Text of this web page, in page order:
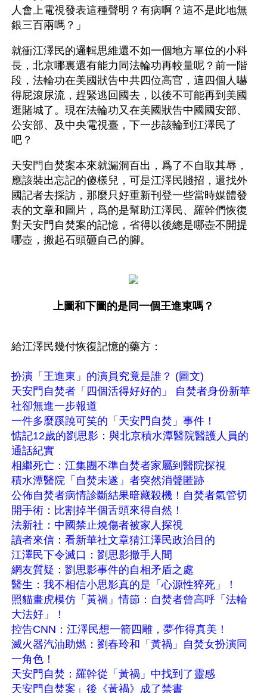
人會上電視發表這種聲明？有病啊？這不是此地無
銀三百兩嗎？」
就衝江澤民的邏輯思維還不如一個地方單位的小科
長，北京哪裏還有能力同法輪功再較量呢？前一階
段，法輪功在美國狀告中共四位高官，這四個人嚇
得屁滾尿流，趕緊逃回國去，以後不可能再到美國
逛賭城了。現在法輪功又在美國狀告中國國安部、
公安部、及中央電視臺，下一步該輪到江澤民了
吧？
天安門自焚案本來就漏洞百出，爲了不自取其辱，
應該裝出忘記的傻樣兒，可是江澤民賤招，還找外
國記者去採訪，那麼只好重新刊登一些當時媒體發
表的文章和圖片，爲的是幫助江澤民、羅幹們恢復
對天安門自焚案的記憶，省得以後總是哪壺不開提
哪壺，搬起石頭砸自己的腳。
上圖和下圖的是同一個王進東嗎？
給江澤民幾付恢復記憶的藥方：
扮演「王進東」的演員究竟是誰？ (圖文)
天安門自焚者「四個活得好好的」 自焚者身份新華
社卻無進一步報道
一件多麼蹊蹺可笑的「天安門自焚」事件！
惦記12歲的劉思影：與北京積水潭醫院醫護人員的
通話紀實
相繼死亡：江集團不準自焚者家屬到醫院探視
積水潭醫院「自焚未遂」者突然消聲匿跡
公佈自焚者病情診斷結果暗藏殺機！ 自焚者氣管切
開手術：比割掉半個舌頭來得自然！
法新社：中國禁止燒傷者被家人探視
讀者來信：看新華社文章猜江澤民政治目的
江澤民下令滅口：劉思影撒手人間
網友質疑：劉思影事件的自相矛盾之處
醫生：我不相信小思影真的是「心源性猝死」！
照貓畫虎模仿「黃禍」情節：自焚者曾高呼「法輪
大法好」！
控告CNN：江澤民想一箭四雕，夢作得真美！
滅火器汽油助燃：劉春玲和「黃禍」自焚女扮演同
一角色！
天安門自焚：羅幹從「黃禍」中找到了靈感
天安門自焚案」後《黃禍》成了禁書